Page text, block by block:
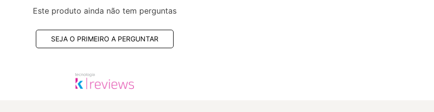
Este produto ainda não tem perguntas
SEJA O PRIMEIRO A PERGUNTAR